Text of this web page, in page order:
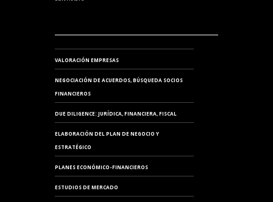
VALORACIÓN EMPRESAS
NEGOCIACIÓN DE ACUERDOS, BÚSQUEDA SOCIOS
FINANCIEROS
DUE DILIGENCE: JURÍDICA, FINANCIERA, FISCAL
ELABORACIÓN DEL PLAN DE NEGOCIO Y
ESTRATÉGICO
PLANES ECONÓMICO-FINANCIEROS
ESTUDIOS DE MERCADO